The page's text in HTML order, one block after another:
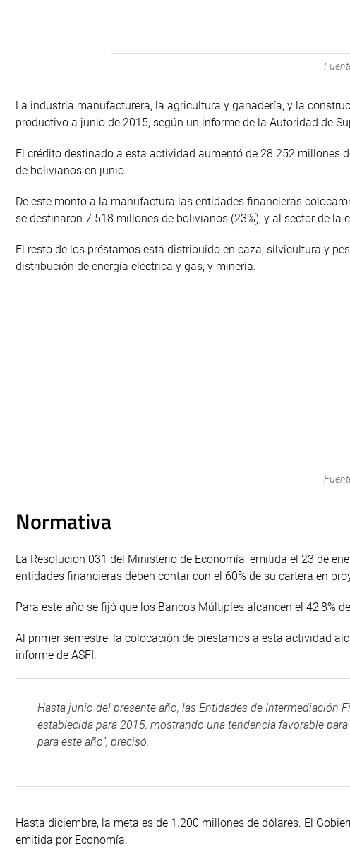
La industria manufacturera, la agricultura y ganadería, y la
productivo a junio de 2015, según un informe de la Autoridad de
El crédito destinado a esta actividad aumentó de 28.252 millones
de bolivianos en junio.
De este monto a la manufactura las entidades financieras
se destinaron 7.518 millones de bolivianos (23%); y al sector de
El resto de los préstamos está distribuido en caza, silvicultura y
distribución de energía eléctrica y gas; y minería.
Normativa
La Resolución 031 del Ministerio de Economía, emitida el 23 de
entidades financieras deben contar con el 60% de su cartera en
Para este año se fijó que los Bancos Múltiples alcancen el 42,8%
Al primer semestre, la colocación de préstamos a esta actividad
informe de ASFI.
Hasta junio del presente año, las Entidades de Intermediación
establecida para 2015, mostrando una tendencia favorable
para este año”, precisó.
Hasta diciembre, la meta es de 1.200 millones de dólares. El
emitida por Economía.